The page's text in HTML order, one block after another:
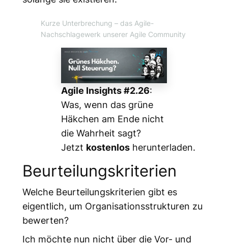
Kurze Unterbrechung – das Agile-
Nachschlagewerk unserer Agile Community
Agile Insights #2.26:
Was, wenn das grüne
Häkchen am Ende nicht
die Wahrheit sagt?
Jetzt kostenlosherunterladen.
Beurteilungskriterien
Welche Beurteilungskriterien gibt es
eigentlich, um Organisationsstrukturen zu
bewerten?
Ich möchte nun nicht über die Vor- und